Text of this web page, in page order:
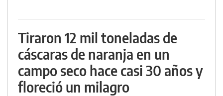
Tiraron 12 mil toneladas de
cáscaras de naranja en un
campo seco hace casi 30 años y
floreció un milagro